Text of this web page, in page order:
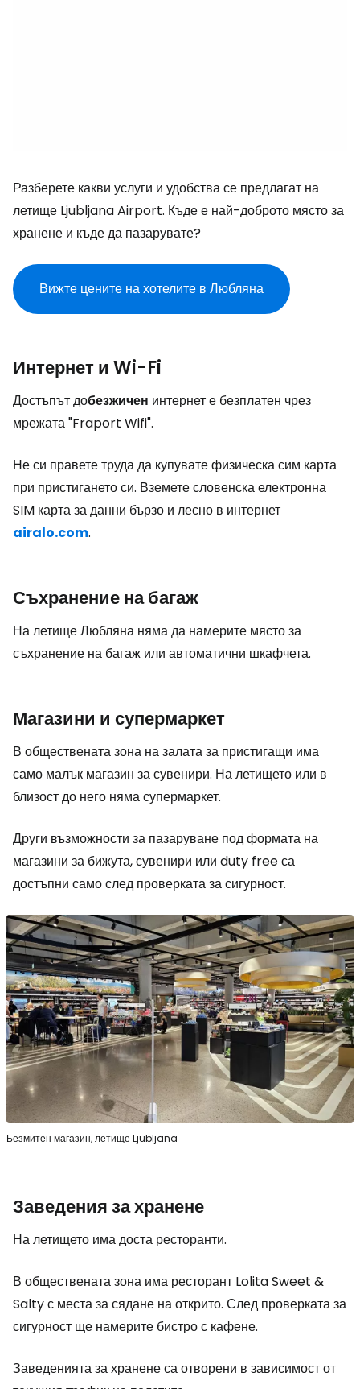
Разберете какви услуги и удобства се предлагат на
летище Ljubljana Airport. Къде е най-доброто място за
хранене и къде да пазарувате?
Вижте цените на хотелите в Любляна
Интернет и Wi-Fi
Достъпът добезжичен интернет е безплатен чрез
мрежата "Fraport Wifi".
Не си правете труда да купувате физическа сим карта
при пристигането си. Вземете словенска електронна
SIM карта за данни бързо и лесно в интернет
airalo.com.
Съхранение на багаж
На летище Любляна няма да намерите място за
съхранение на багаж или автоматични шкафчета.
Магазини и супермаркет
В обществената зона на залата за пристигащи има
само малък магазин за сувенири. На летището или в
близост до него няма супермаркет.
Други възможности за пазаруване под формата на
магазини за бижута, сувенири или duty freeса
достъпни само след проверката за сигурност.
Безмитен магазин, летище Ljubljana
Заведения за хранене
На летището има доста ресторанти.
В обществената зона има ресторант Lolita Sweet &
Salty с места за сядане на открито. След проверката за
сигурност ще намерите бистро с кафене.
Заведенията за хранене са отворени в зависимост от